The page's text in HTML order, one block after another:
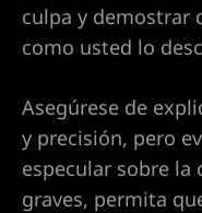
culpa y demostrar
como usted lo
Asegúrese de
y precisión, pero
especular sobre la
graves, permita
en Las